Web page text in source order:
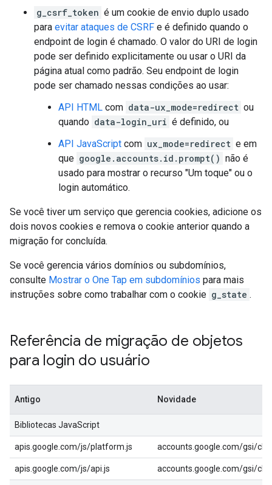
g_csrf_token é um cookie de envio duplo usado
para evitar ataques de CSRF e é definido quando o
endpoint de login é chamado. O valor do URI de login
pode ser definido explicitamente ou usar o URI da
página atual como padrão. Seu endpoint de login
pode ser chamado nessas condições ao usar:
API HTML com data-ux_mode=redirect ou
quando data-login_uri é definido, ou
API JavaScript com ux_mode=redirect e em
que google.accounts.id.prompt() não é
usado para mostrar o recurso "Um toque" ou o
login automático.
Se você tiver um serviço que gerencia cookies, adicione os
dois novos cookies e remova o cookie anterior quando a
migração for concluída.
Se você gerencia vários domínios ou subdomínios,
consulte Mostrar o One Tap em subdomínios para mais
instruções sobre como trabalhar com o cookie g_state .
Referência de migração de objetos
para login do usuário
Antigo Novidade
Bibliotecas JavaScript
apis.google.com/js/platform.js accounts.google.com/gsi/
apis.google.com/js/api.js accounts.google.com/gsi/